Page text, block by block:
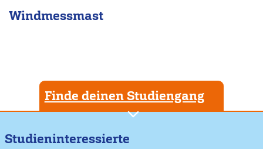
Windmessmast
Finde deinen Studiengang
Studieninteressierte